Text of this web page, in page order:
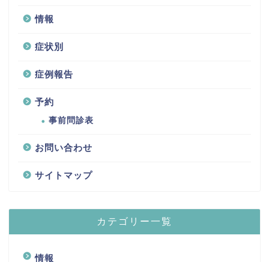
情報
症状別
症例報告
予約
事前問診表
お問い合わせ
サイトマップ
カテゴリー一覧
情報